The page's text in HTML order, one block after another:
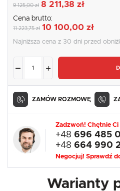
9 125,00 zł 8 211,38 zł
Cena brutto:
11 223,75 zł 10 100,00 zł
Najniższa cena z 30 dni przed
ZAMÓW ROZMOWĘ
Zadzwoń! Chętnie
+48 696 485
+48 664 990
Negocjuj! Sprawdź
Warianty